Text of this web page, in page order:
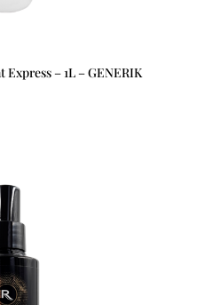
– 1L – GENERIK